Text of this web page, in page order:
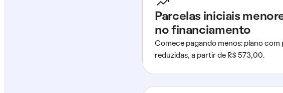
Parcelas iniciais
no financiamento
Comece pagando menos: plano com
reduzidas, a partir de R$ 573,00.